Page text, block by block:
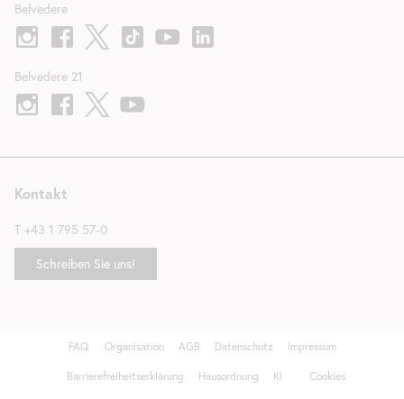
Kontakt
T +43 1 795 57-0
Schreiben Sie uns!
Belvedere
Belvedere 21
Fußzeile
FAQ Organisation AGB Datenschutz Impressum
Barrierefreiheitserklärung Hausordnung KI Cookies